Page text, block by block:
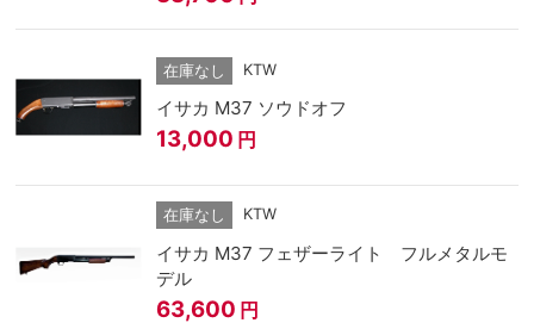
在庫なし KTW
イサカ M37 ソウドオフ
13,000 円
在庫なし KTW
イサカ M37 フェザーライト フルメタルモ
デル
63,600 円